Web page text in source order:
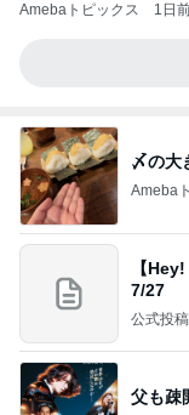
Amebaトピックス 1日
〆の大
Ameba
【
7/27
公式投
父も疎